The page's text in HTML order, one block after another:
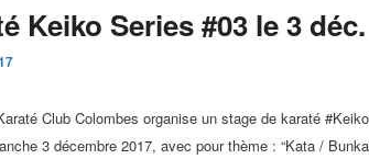
Keiko Series #03 le 3
Club Colombes organise un stage de karaté
3 décembre 2017, avec pour thème : “Kata /